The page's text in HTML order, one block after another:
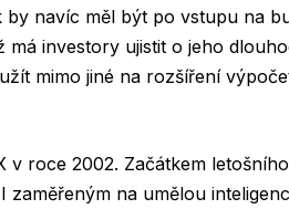
by navíc měl být po vstupu na
investory ujistit o jeho
mimo jiné na rozšíření
v roce 2002. Začátkem
na umělou